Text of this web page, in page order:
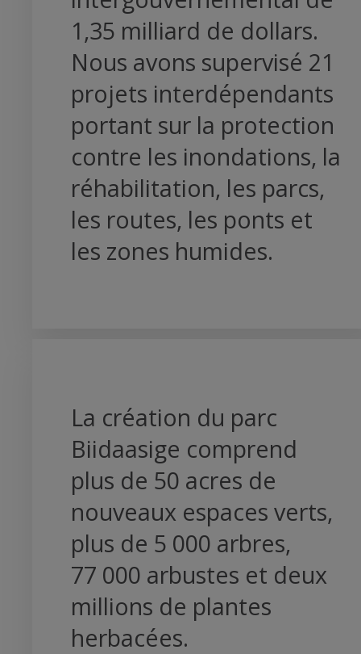
1,35 milliard de dollars.
Nous avons supervisé 21
projets interdépendants
portant sur la protection
contre les inondations, la
réhabilitation, les parcs,
les routes, les ponts et
les zones humides.
La création du parc
Biidaasige comprend
plus de 50 acres de
nouveaux espaces verts,
plus de 5 000 arbres,
77 000 arbustes et deux
millions de plantes
herbacées.